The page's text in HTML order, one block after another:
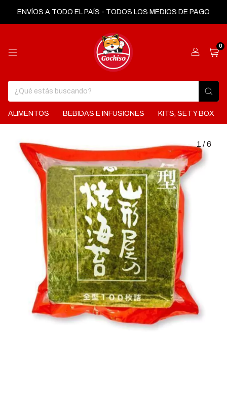
ENVÍOS A TODO EL PAÍS - TODOS LOS MEDIOS DE PAGO
0
ALIMENTOS BEBIDAS E INFUSIONES KITS, SET Y BOX
1 /6